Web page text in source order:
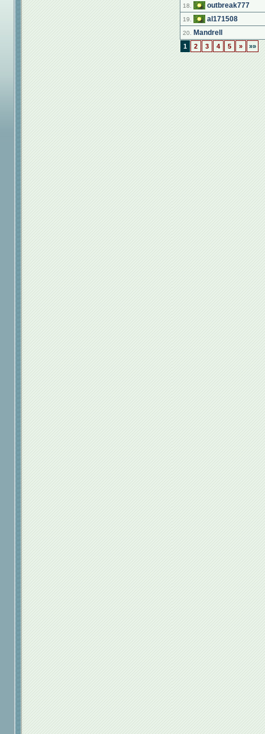
18. outbreak777
19. al171508
20. Mandrell
1 2 3 4 5 » »»